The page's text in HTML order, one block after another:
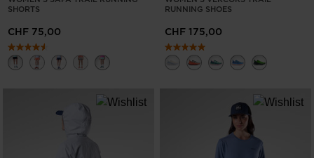
States
SHORTS
CHF 75,00
RUNNING SHOES
CHF 175,00